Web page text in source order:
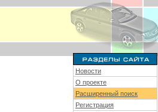
Новости
О проекте
Расширенный поиск
Регистрация